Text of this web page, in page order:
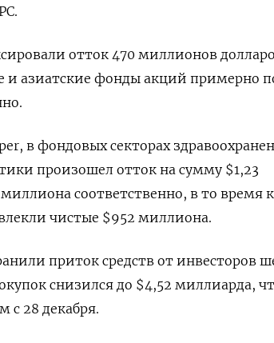
отток 470 миллионов
азиатские фонды акций примерно
в фондовых секторах
произошел отток на сумму $1,23
соответственно, в то время
чистые $952 миллиона.
приток средств от инвесторов
снизился до $4,52 миллиарда,
с 28 декабря.